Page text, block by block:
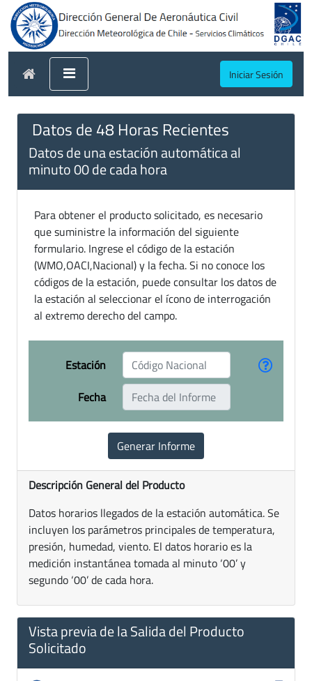
Iniciar Sesión
Datos de 48 Horas Recientes
Datos de una estación automática al
minuto 00 de cada hora
Para obtener el producto solicitado, es necesario
que suministre la información del siguiente
formulario. Ingrese el código de la estación
(WMO,OACI,Nacional) y la fecha. Si no conoce los
códigos de la estación, puede consultar los datos de
la estación al seleccionar el ícono de interrogación
al extremo derecho del campo.
Estación
Fecha
Descripción General del Producto
Datos horarios llegados de la estación automática. Se
incluyen los parámetros principales de temperatura,
presión, humedad, viento. El datos horario es la
medición instantánea tomada al minuto ‘00’ y
segundo ‘00’ de cada hora.
Vista previa de la Salida del Producto
Solicitado